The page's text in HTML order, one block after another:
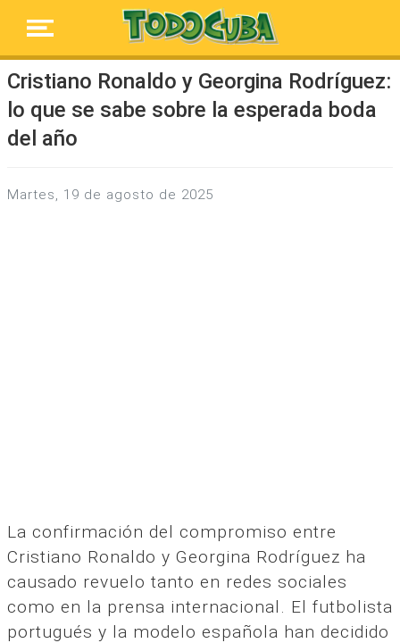
Cristiano Ronaldo y Georgina Rodríguez:
lo que se sabe sobre la esperada boda
del año
martes, 19 de agosto de 2025
La confirmación del compromiso entre
Cristiano Ronaldo y Georgina Rodríguez ha
causado revuelo tanto en redes sociales
como en la prensa internacional. El futbolista
portugués y la modelo española han decidido